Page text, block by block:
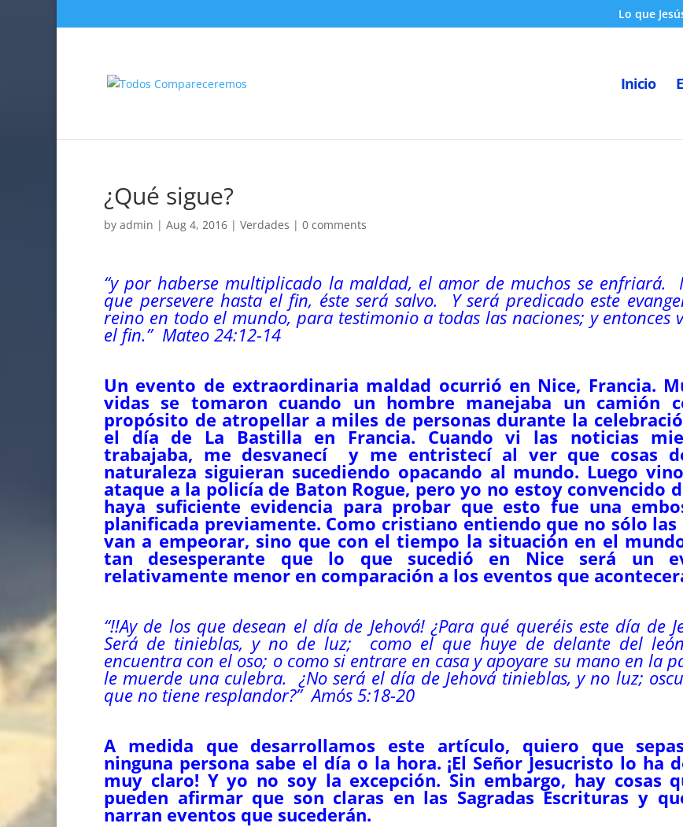
Lo que
Inicio
¿Qué sigue?
by admin | Aug 4, 2016 | Verdades | 0 comments
“y por haberse multiplicado la maldad, el amor de muchos se enfriará.
que persevere hasta el fin, éste será salvo. Y será predicado este
reino en todo el mundo, para testimonio a todas las naciones; y entonces
el fin.” Mateo 24:12-14
Un evento de extraordinaria maldad ocurrió en Nice, Francia.
vidas se tomaron cuando un hombre manejaba un camión
propósito de atropellar a miles de personas durante la
el día de La Bastilla en Francia. Cuando vi las noticias
trabajaba, me desvanecí y me entristecí al ver que cosas
naturaleza siguieran sucediendo opacando al mundo. Luego
ataque a la policía de Baton Rogue, pero yo no estoy convencido
haya suficiente evidencia para probar que esto fue una
planificada previamente. Como cristiano entiendo que no sólo las
van a empeorar, sino que con el tiempo la situación en el
tan desesperante que lo que sucedió en Nice será un
relativamente menor en comparación a los eventos que
“!!Ay de los que desean el día de Jehová!¿Para qué queréis este día de
Será de tinieblas, y no de luz; como el que huye de delante del
encuentra con el oso; o como si entrare en casa y apoyare su mano en la
le muerde una culebra. ¿No será el día de Jehová tinieblas, y no luz;
que no tiene resplandor?”Amós 5:18-20
A medida que desarrollamos este artículo, quiero que
ninguna persona sabe el día o la hora. ¡El Señor Jesucristo lo ha
muy claro! Y yo no soy la excepción. Sin embargo, hay cosas
pueden afirmar que son claras en las Sagradas Escrituras y
narran eventos que sucederán.